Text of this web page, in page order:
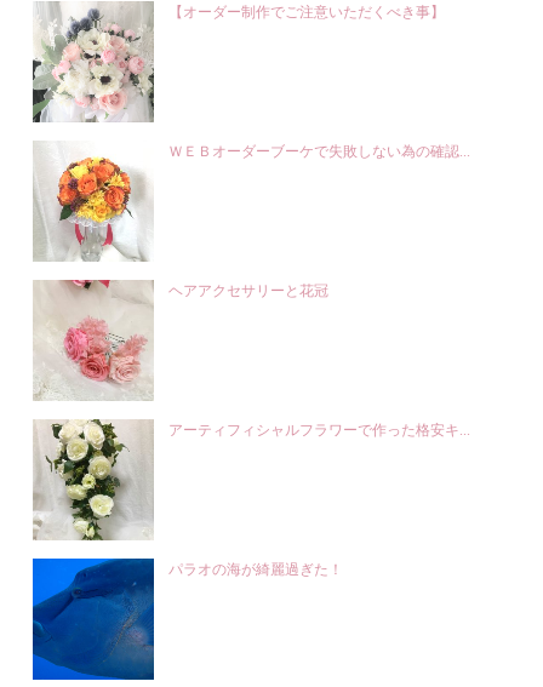
【オーダー制作でご注意いただくべき事】
ＷＥＢオーダーブーケで失敗しない為の確認...
ヘアアクセサリーと花冠
アーティフィシャルフラワーで作った格安キ...
パラオの海が綺麗過ぎた！